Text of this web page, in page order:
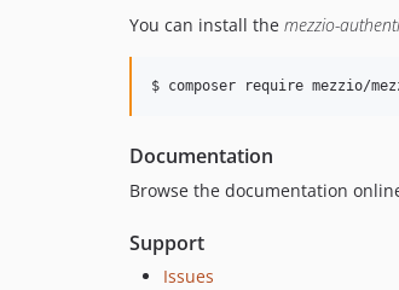
You can install the mezzio-
$ composer require mezzio/
Documentation
Browse the documentation
Support
Issues